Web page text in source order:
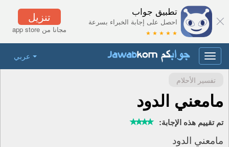
تنزيل
مجانا من app store
تطبيق جواب
احصل على إجابة الخبراء بسرعة
★ ★ ★ ★ ★
عربي
Toggle
navigation
تفسير الأحلام
مامعني الدود
تم تقييم هذه الإجابة:
مامعني الدود